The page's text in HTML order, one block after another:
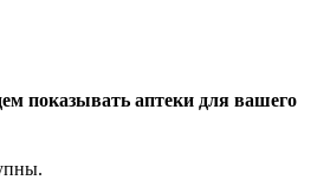
показывать аптеки для вашего